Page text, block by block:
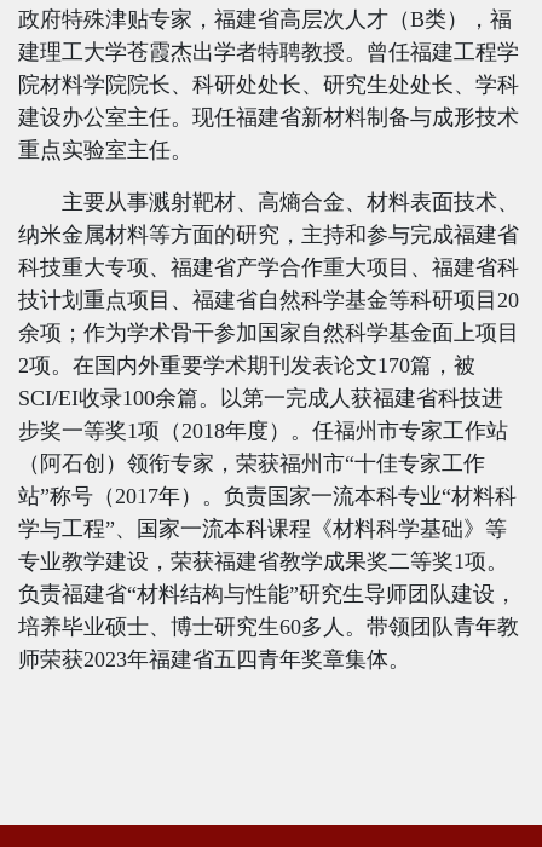
政府特殊津贴专家，福建省高层次人才（B类），福
建理工大学苍霞杰出学者特聘教授。曾任福建工程学
院材料学院院长、科研处处长、研究生处处长、学科
建设办公室主任。现任福建省新材料制备与成形技术
重点实验室主任。
主要从事溅射靶材、高熵合金、材料表面技术、
纳米金属材料等方面的研究，主持和参与完成福建省
科技重大专项、福建省产学合作重大项目、福建省科
技计划重点项目、福建省自然科学基金等科研项目 20
余项；作为学术骨干参加国家自然科学基金面上项目
2项。在国内外重要学术期刊发表论文170篇，被
SCI/EI收录100余篇。以第一完成人获福建省科技进
步奖一等奖1项（2018年度）。任福州市专家工作站
（阿石创）领衔专家，荣获福州市“十佳专家工作
站”称号（2017年）。负责国家一流本科专业“材料科
学与工程”、国家一流本科课程《材料科学基础》等
专业教学建设，荣获福建省教学成果奖二等奖1项。
负责福建省“材料结构与性能”研究生导师团队建设，
培养毕业硕士、博士研究生60多人。带领团队青年教
师荣获2023年福建省五四青年奖章集体。